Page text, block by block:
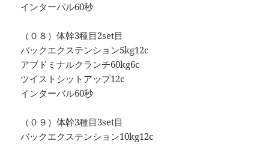
インターバル60秒
（０８）体幹3種目2set目
バックエクステンション5kg12c
アブドミナルクランチ60kg6c
ツイストシットアップ12c
インターバル60秒
（０９）体幹3種目3set目
バックエクステンション10kg12c